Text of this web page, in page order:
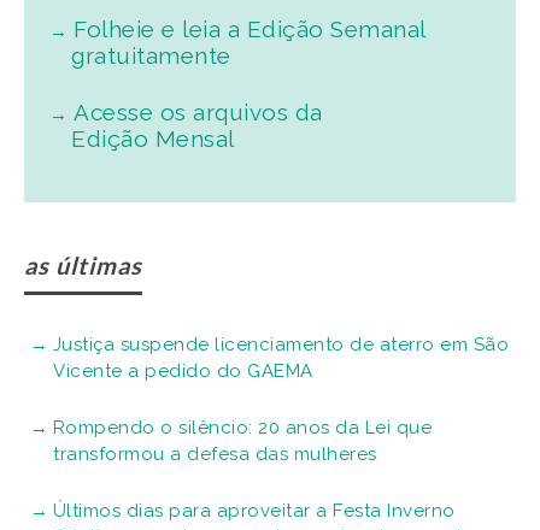
Folheie e leia a Edição Semanal
gratuitamente
Acesse os arquivos da
Edição Mensal
as últimas
Justiça suspende licenciamento de aterro em São
Vicente a pedido do GAEMA
Rompendo o silêncio: 20 anos da Lei que
transformou a defesa das mulheres
Últimos dias para aproveitar a Festa Inverno